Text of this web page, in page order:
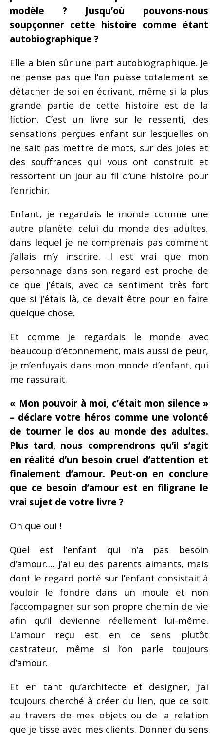
modèle ? Jusqu’où pouvons-nous
soupçonner cette histoire comme étant
autobiographique ?
Elle a bien sûr une part autobiographique. Je
ne pense pas que l’on puisse totalement se
détacher de soi en écrivant, même si la plus
grande partie de cette histoire est de la
fiction. C’est un livre sur le ressenti, des
sensations perçues enfant sur lesquelles on
ne sait pas mettre de mots, sur des joies et
des souffrances qui vous ont construit et
ressortent un jour au fil d’une histoire pour
l’enrichir.
Enfant, je regardais le monde comme une
autre planète, celui du monde des adultes,
dans lequel je ne comprenais pas comment
j’allais m’y inscrire. Il est vrai que mon
personnage dans son regard est proche de
ce que j’étais, avec ce sentiment très fort
que si j’étais là, ce devait être pour en faire
quelque chose.
Et comme je regardais le monde avec
beaucoup d’étonnement, mais aussi de peur,
je m’enfuyais dans mon monde d’enfant, qui
me rassurait.
« Mon pouvoir à moi, c’était mon silence »
– déclare votre héros comme une volonté
de tourner le dos au monde des adultes.
Plus tard, nous comprendrons qu’il s’agit
en réalité d’un besoin cruel d’attention et
finalement d’amour. Peut-on en conclure
que ce besoin d’amour est en filigrane le
vrai sujet de votre livre ?
Oh que oui !
Quel est l’enfant qui n’a pas besoin
d’amour…. J’ai eu des parents aimants, mais
dont le regard porté sur l’enfant consistait à
vouloir le fondre dans un moule et non
l’accompagner sur son propre chemin de vie
afin qu’il devienne réellement lui-même.
L’amour reçu est en ce sens plutôt
castrateur, même si l’on parle toujours
d’amour.
Et en tant qu’architecte et designer, j’ai
toujours cherché à créer du lien, que ce soit
au travers de mes objets ou de la relation
que je tisse avec mes clients. Donner du sens